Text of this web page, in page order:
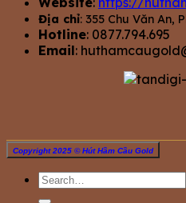
Địa chỉ: 355 Chu Văn An,
Hotline: 0877.794.695
Email:
Copyright 2025 © Hút Hầm Cầu Gold